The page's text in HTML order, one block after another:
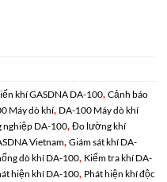
khí GASDNA DA-100, Cảnh báo
Máy dò khí, DA-100 Máy dò khí
nghiệp DA-100, Đo lường khí
Vietnam, Giám sát khí DA-
dò khí DA-100, Kiểm tra khí DA-
hiện khí DA-100, Phát hiện khí độc